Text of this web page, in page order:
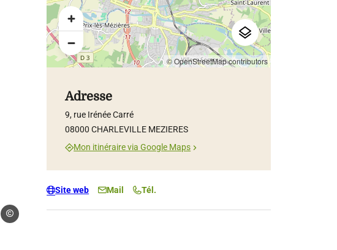
Droits libres – cdt 08
© OpenStreetMap contributors
Adresse
9, rue Irénée Carré
08000 CHARLEVILLE MEZIERES
Mon itinéraire via Google Maps
Site web Mail Tél.